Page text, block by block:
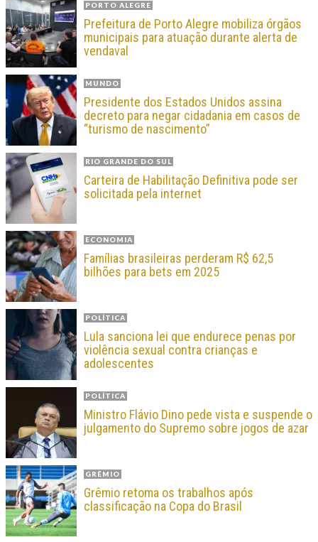
PORTO ALEGRE
Prefeitura de Porto Alegre mobiliza órgãos
municipais para atuação durante alerta de
vendaval
MUNDO
Presidente dos Estados Unidos assina
decreto para negar cidadania em casos de
“turismo de nascimento”
RIO GRANDE DO SUL
Carteira de Habilitação Definitiva pode ser
solicitada pela internet
ECONOMIA
Famílias brasileiras perderam R$ 62,5
bilhões para bets em 2025
POLÍTICA
Lula sanciona lei que endurece penas por
violência sexual contra crianças e
adolescentes
POLÍTICA
Ministro Flávio Dino pede vista e suspende o
julgamento do Supremo sobre jogos de azar
GRÊMIO
Grêmio retoma os trabalhos após
classificação na Copa do Brasil